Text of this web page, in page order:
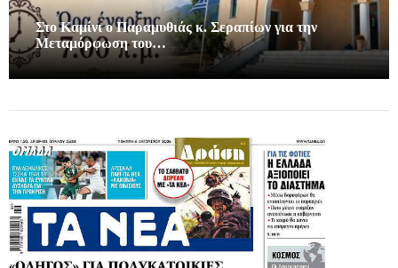
Στο Καμίνι ο Παραμυθιάς κ. Σεραπίων για την
Μεταμόρφωση του…